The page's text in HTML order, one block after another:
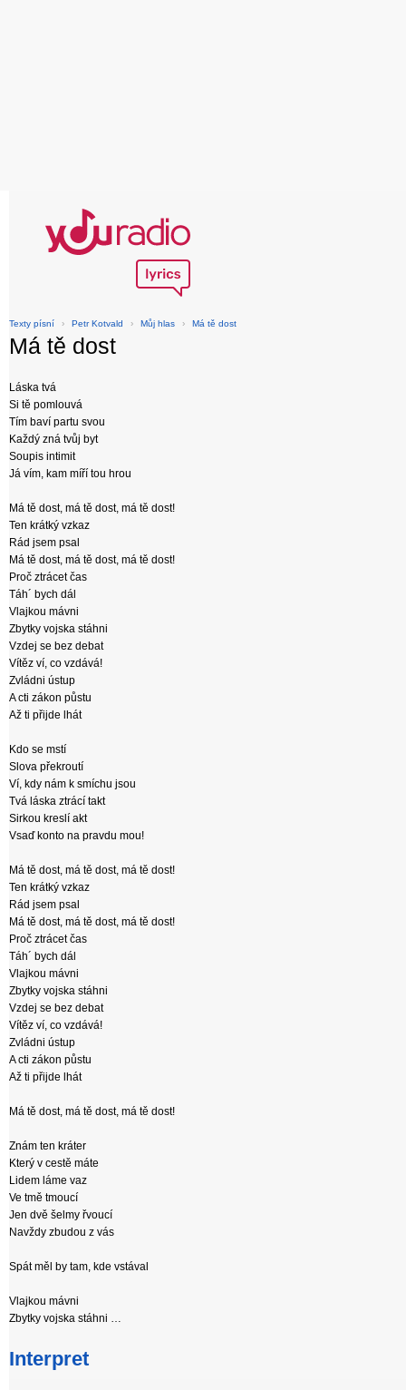
Texty písní › Petr Kotvald › Můj hlas › Má tě dost
Má tě dost
Láska tvá
Si tě pomlouvá
Tím baví partu svou
Každý zná tvůj byt
Soupis intimit
Já vím, kam míří tou hrou
Má tě dost, má tě dost, má tě dost!
Ten krátký vzkaz
Rád jsem psal
Má tě dost, má tě dost, má tě dost!
Proč ztrácet čas
Táh´ bych dál
Vlajkou mávni
Zbytky vojska stáhni
Vzdej se bez debat
Vítěz ví, co vzdává!
Zvládni ústup
A cti zákon půstu
Až ti přijde lhát
Kdo se mstí
Slova překroutí
Ví, kdy nám k smíchu jsou
Tvá láska ztrácí takt
Sirkou kreslí akt
Vsaď konto na pravdu mou!
Má tě dost, má tě dost, má tě dost!
Ten krátký vzkaz
Rád jsem psal
Má tě dost, má tě dost, má tě dost!
Proč ztrácet čas
Táh´ bych dál
Vlajkou mávni
Zbytky vojska stáhni
Vzdej se bez debat
Vítěz ví, co vzdává!
Zvládni ústup
A cti zákon půstu
Až ti přijde lhát
Má tě dost, má tě dost, má tě dost!
Znám ten kráter
Který v cestě máte
Lidem láme vaz
Ve tmě tmoucí
Jen dvě šelmy řvoucí
Navždy zbudou z vás
Spát měl by tam, kde vstával
Vlajkou mávni
Zbytky vojska stáhni …
Interpret